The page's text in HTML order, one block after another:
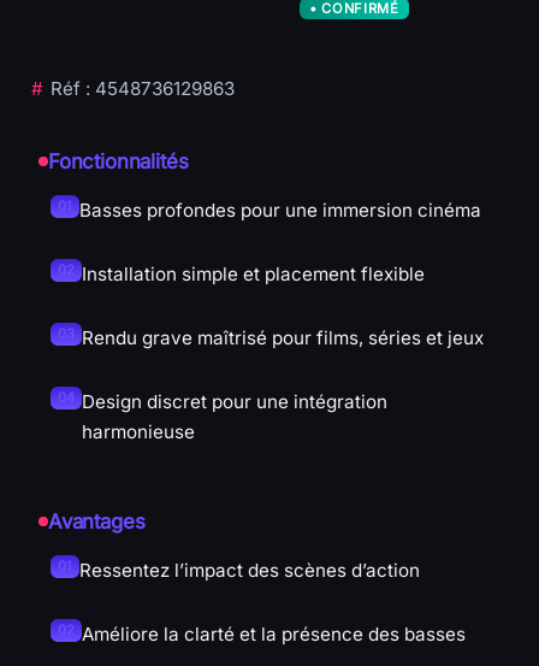
Réf : 4548736129863
Spécifications
Fonctionnalités
Basses profondes pour une immersion cinéma
Installation simple et placement flexible
Rendu grave maîtrisé pour films, séries et jeux
Design discret pour une intégration
harmonieuse
Avantages
Ressentez l’impact des scènes d’action
Améliore la clarté et la présence des basses